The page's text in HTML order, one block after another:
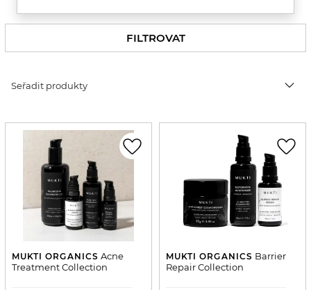
FILTROVAT
Seřadit produkty expand_more
MUKTI ORGANICS Acne
Treatment Collection
favorite_border
MUKTI ORGANICS Barrier
Repair Collection
favorite_border